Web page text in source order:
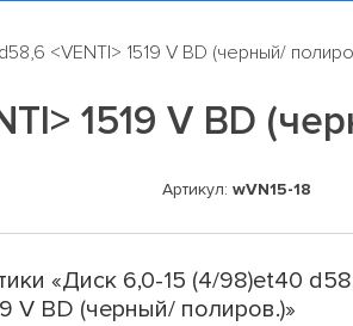
<VENTI> 1519 V BD (черный/
1519 V BD
Артикул: wVN15-18
«Диск 6,0-15 (4/98)et40
V BD (черный/ полиров.)»